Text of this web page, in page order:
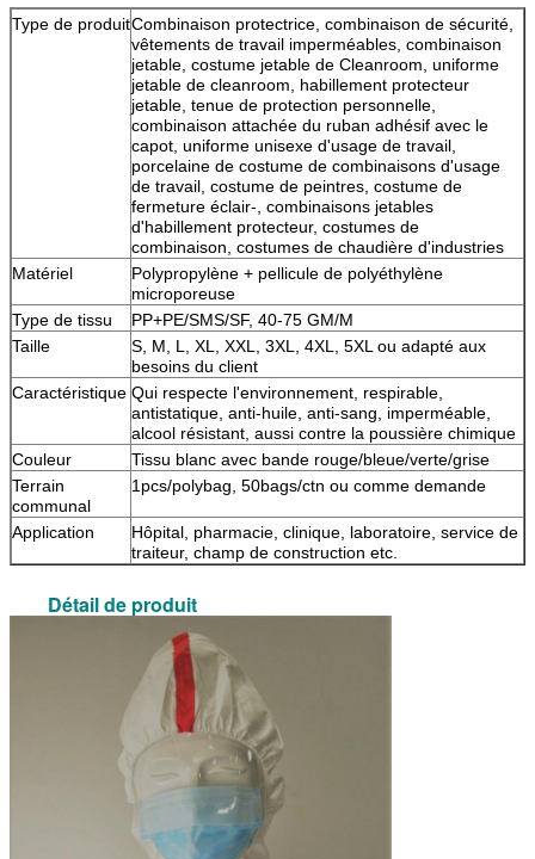
Type de produitCombinaison protectrice, combinaison de sécurité,
vêtements de travail imperméables, combinaison
jetable, costume jetable de Cleanroom, uniforme
jetable de cleanroom, habillement protecteur
jetable, tenue de protection personnelle,
combinaison attachée du ruban adhésif avec le
capot, uniforme unisexe d'usage de travail,
porcelaine de costume de combinaisons d'usage
de travail, costume de peintres, costume de
fermeture éclair-, combinaisons jetables
d'habillement protecteur, costumes de
combinaison, costumes de chaudière d'industries
Matériel
Polypropylène + pellicule de polyéthylène
microporeuse
Type de tissu
PP+PE/SMS/SF, 40-75 GM/M
Taille
S, M, L, XL, XXL, 3XL, 4XL, 5XL ou adapté aux
besoins du client
Caractéristique Qui respecte l'environnement, respirable,
antistatique, anti-huile, anti-sang, imperméable,
alcool résistant, aussi contre la poussière chimique
Couleur
Tissu blanc avec bande rouge/bleue/verte/grise
Terrain
communal
1pcs/polybag, 50bags/ctn ou comme demande
Application
Hôpital, pharmacie, clinique, laboratoire, service de
traiteur, champ de construction etc.
Détail de produit